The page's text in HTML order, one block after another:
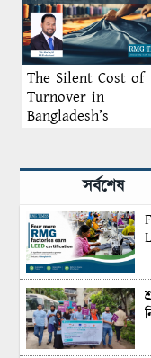
The Silent Cost of
Turnover in
Bangladesh’s
Matters More
Recruitment
সর্বশেষ